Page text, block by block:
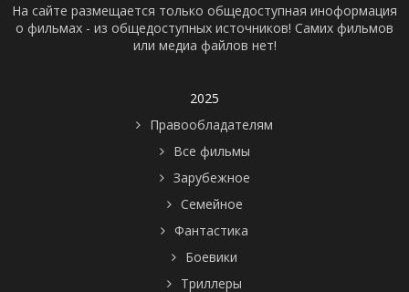
На сайте размещается только общедоступная иноформация
о фильмах - из общедоступных источников! Самих фильмов
или медиа файлов нет!
2025
Правообладателям
Все фильмы
Зарубежное
Семейное
Фантастика
Боевики
Триллеры